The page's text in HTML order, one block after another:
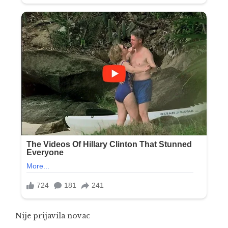
Nije prijavila novac